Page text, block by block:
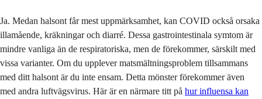
Ja. Medan halsont får mest uppmärksamhet, kan COVID också orsaka
illamående, kräkningar och diarré. Dessa gastrointestinala symtom är
mindre vanliga än de respiratoriska, men de förekommer, särskilt med
vissa varianter. Om du upplever matsmältningsproblem tillsammans
med ditt halsont är du inte ensam. Detta mönster förekommer även
med andra luftvägsvirus. Här är en närmare titt på hur influensa kan